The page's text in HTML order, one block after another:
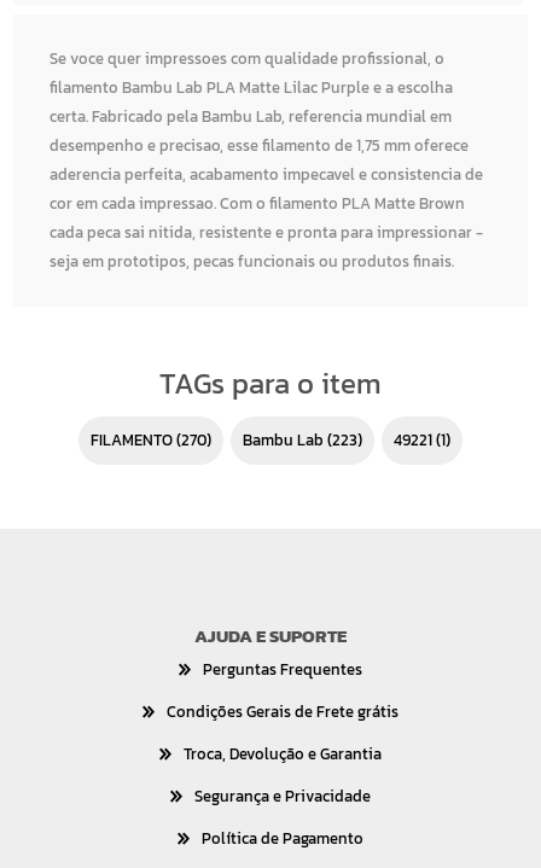
Se voce quer impressoes com qualidade profissional, o
filamento Bambu Lab PLA Matte Lilac Purple e a escolha
certa. Fabricado pela Bambu Lab, referencia mundial em
desempenho e precisao, esse filamento de 1,75 mm oferece
aderencia perfeita, acabamento impecavel e consistencia de
cor em cada impressao. Com o filamento PLA Matte Brown
cada peca sai nitida, resistente e pronta para impressionar -
seja em prototipos, pecas funcionais ou produtos finais.
TAGs para o item
FILAMENTO(270) Bambu Lab (223) 49221(1)
AJUDA E SUPORTE
Perguntas Frequentes
Condições Gerais de Frete grátis
Troca, Devolução e Garantia
Segurança e Privacidade
Política de Pagamento